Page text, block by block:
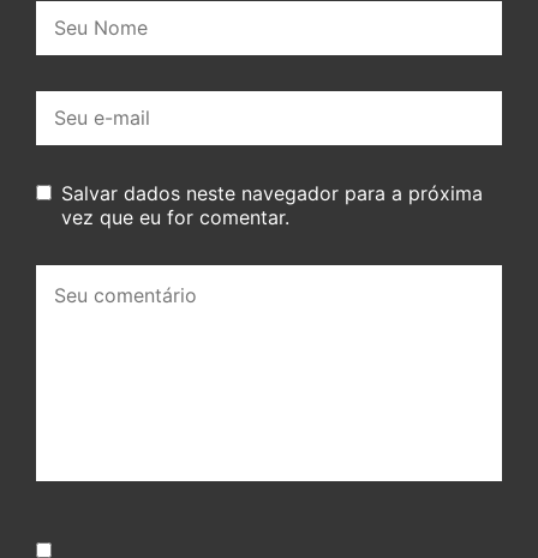
mail:
Salvar dados neste navegador para a próxima
vez que eu for comentar.
comentário: